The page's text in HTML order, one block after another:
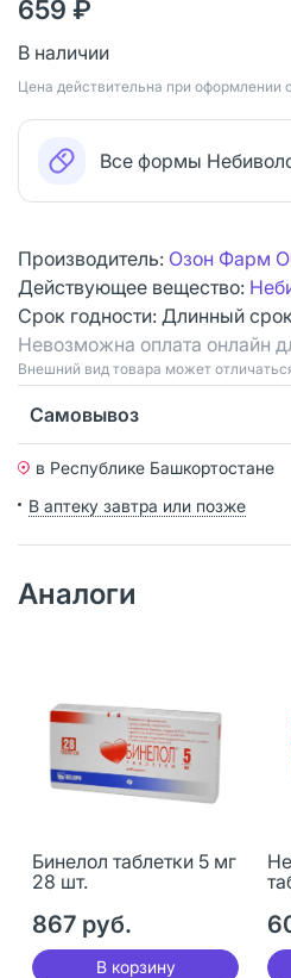
659 ₽
В наличии
Цена действительна при оформлении
Все формы
Производитель: Озон Фарм
Действующее вещество:
Срок годности: Длинный срок
Невозможна оплата онлайн
Bнешний вид товара может
Самовывоз
в Республике Башкортостане
В аптеку завтра или позже
Аналоги
Бинелол таблетки 5 мг
28 шт.
867 руб.
В корзину